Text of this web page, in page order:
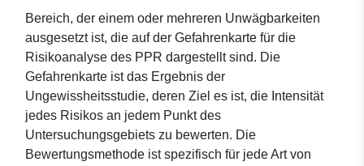
Gefahrenzone –
Departement Tarn-et-
Garonne
Bereich, der einem oder mehreren Unwägbarkeiten
ausgesetzt ist, die auf der Gefahrenkarte für die
Risikoanalyse des PPR dargestellt sind. Die
Gefahrenkarte ist das Ergebnis der
Ungewissheitsstudie, deren Ziel es ist, die Intensität
jedes Risikos an jedem Punkt des
Untersuchungsgebiets zu bewerten. Die
Bewertungsmethode ist spezifisch für jede Art von